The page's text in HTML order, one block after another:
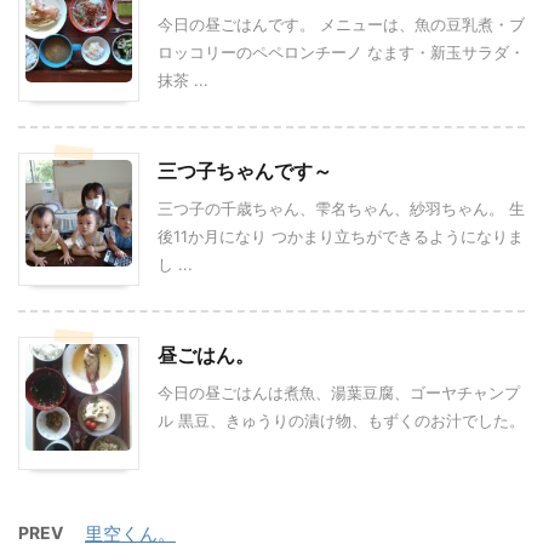
今日の昼ごはんです。 メニューは、魚の豆乳煮・ブ
ロッコリーのペペロンチーノ なます・新玉サラダ・
抹茶 ...
三つ子ちゃんです～
三つ子の千歳ちゃん、雫名ちゃん、紗羽ちゃん。 生
後11か月になり つかまり立ちができるようになりま
し ...
昼ごはん。
今日の昼ごはんは煮魚、湯葉豆腐、ゴーヤチャンプ
ル 黒豆、きゅうりの漬け物、もずくのお汁でした。
PREV 里空くん。